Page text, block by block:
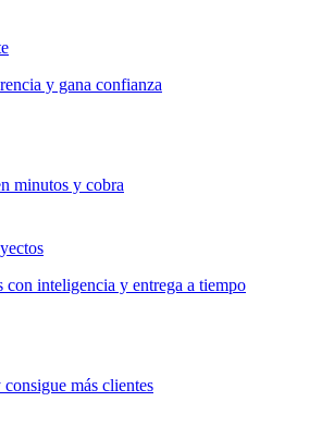
y gana confianza
minutos y cobra
con inteligencia y entrega a tiempo
más clientes